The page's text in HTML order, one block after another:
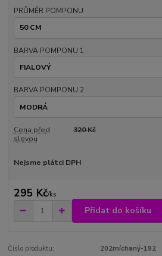
PRŮMĚR POMPONU
BARVA POMPONU 1
BARVA POMPONU 2
Cena před
slevou
320 Kč
Nejsme plátci DPH
295 Kč/ks
Přidat do košíku
Číslo produktu: 202míchaný-192